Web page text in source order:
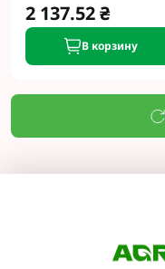
2 137.52 ₴
В корзину